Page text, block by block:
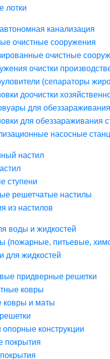
лотки
канализация
очистные сооружения
очистные
очистки
(сепараторы
доочистки
для
для обеззараживания
насосные
настил
ступени
решетчатые настилы
из настилов
воды и жидкостей
(пожарные, питьевые,
для жидкостей
придверные решетки
ковры
ковры и маты
конструкции
покрытия